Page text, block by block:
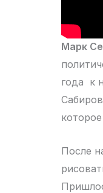
Марк
года к
После